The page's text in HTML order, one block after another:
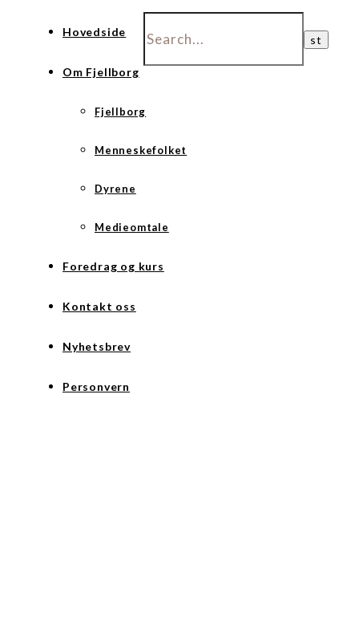
Hovedside
Om Fjellborg
Fjellborg
Menneskefolket
Dyrene
Medieomtale
Foredrag og kurs
Kontakt oss
Nyhetsbrev
Personvern